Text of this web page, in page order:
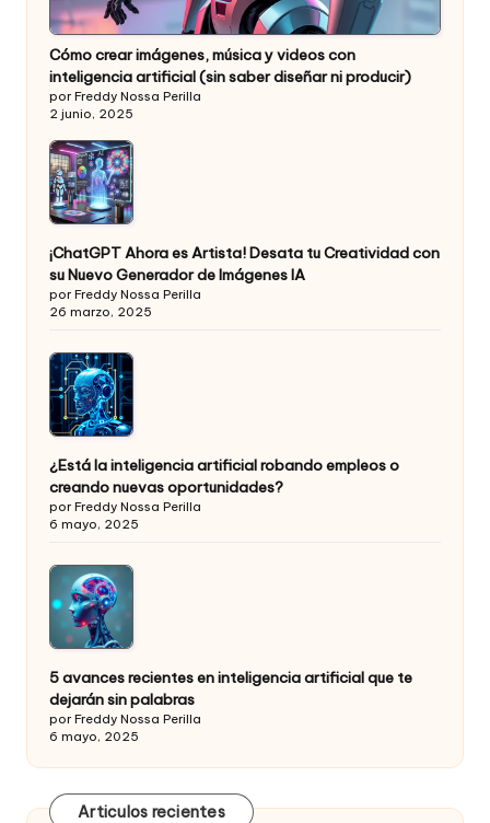
Cómo crear imágenes, música y videos con
inteligencia artificial (sin saber diseñar ni producir)
por Freddy Nossa Perilla
2 junio, 2025
¡ChatGPT Ahora es Artista! Desata tu Creatividad con
su Nuevo Generador de Imágenes IA
por Freddy Nossa Perilla
26 marzo, 2025
¿Está la inteligencia artificial robando empleos o
creando nuevas oportunidades?
por Freddy Nossa Perilla
6 mayo, 2025
5 avances recientes en inteligencia artificial que te
dejarán sin palabras
por Freddy Nossa Perilla
6 mayo, 2025
Articulos recientes